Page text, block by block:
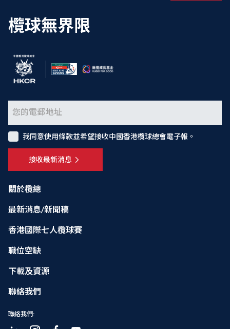
欖球無界限
關於欖總
最新消息/新聞稿
香港國際七人欖球賽
職位空缺
下載及資源
聯絡我們
聯絡我們:
接收最新消息
我同意使用條款並希望接收中國香港欖球總會電子報。